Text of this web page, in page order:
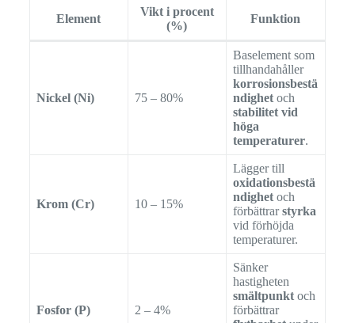
Element
Vikt i procent
(%)
Funktion
Nickel (Ni) 75 – 80%
Baselement som
tillhandahåller
korrosionsbestä
ndighetoch
stabilitet vid
höga
temperaturer.
Krom (Cr) 10 – 15%
Lägger till
oxidationsbestä
ndighetoch
förbättrarstyrka
vid förhöjda
temperaturer.
Fosfor (P) 2 – 4%
Sänker
hastigheten
smältpunktoch
förbättrar